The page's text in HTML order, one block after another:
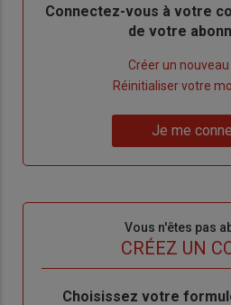
Body
Connectez-vous à votre
de votre
Créer un
de
Réinitialiser votre
me
Je me
Vous n'êtes pas
CRÉEZ UN
BodyChoisissez votre